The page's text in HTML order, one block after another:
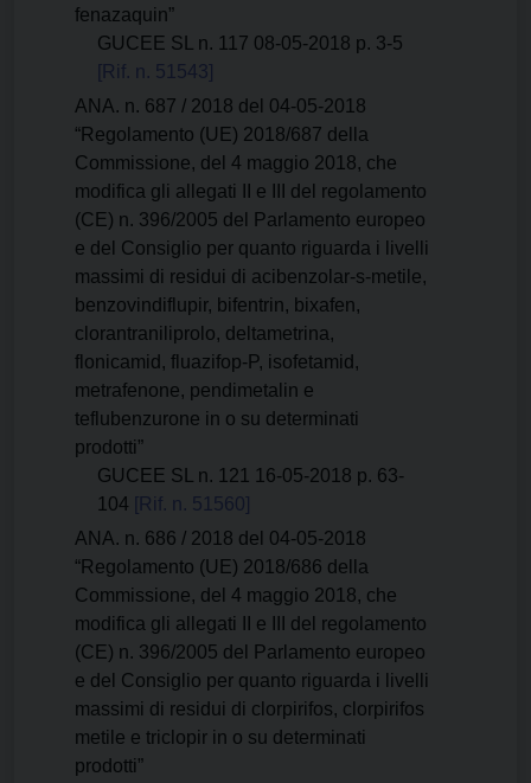
fenazaquin”
GUCEE SL n. 117 08-05-2018 p. 3-5
[Rif. n. 51543]
ANA. n. 687 / 2018 del 04-05-2018
“Regolamento (UE) 2018/687 della
Commissione, del 4 maggio 2018, che
modifica gli allegati II e III del regolamento
(CE) n. 396/2005 del Parlamento europeo
e del Consiglio per quanto riguarda i livelli
massimi di residui di acibenzolar-s-metile,
benzovindiflupir, bifentrin, bixafen,
clorantraniliprolo, deltametrina,
flonicamid, fluazifop-P, isofetamid,
metrafenone, pendimetalin e
teflubenzurone in o su determinati
prodotti”
GUCEE SL n. 121 16-05-2018 p. 63-
104 [Rif. n. 51560]
ANA. n. 686 / 2018 del 04-05-2018
“Regolamento (UE) 2018/686 della
Commissione, del 4 maggio 2018, che
modifica gli allegati II e III del regolamento
(CE) n. 396/2005 del Parlamento europeo
e del Consiglio per quanto riguarda i livelli
massimi di residui di clorpirifos, clorpirifos
metile e triclopir in o su determinati
prodotti”